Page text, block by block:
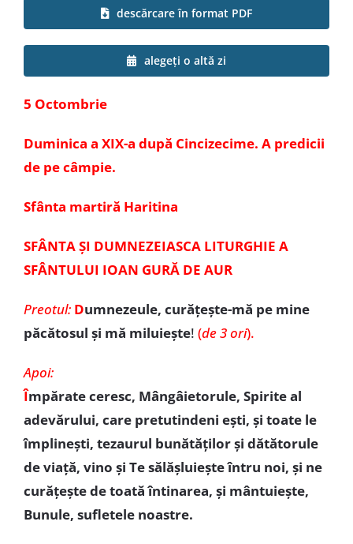
descărcare în format PDF
alegeți o altă zi
5 Octombrie
Duminica a XIX-a după Cincizecime. A predicii
de pe câmpie.
Sfânta martiră Haritina
SFÂNTA ȘI DUMNEZEIASCA LITURGHIE A
SFÂNTULUI IOAN GURĂ DE AUR
Preotul: Dumnezeule, curățește-mă pe mine
păcătosul și mă miluiește! (de 3 ori).
Apoi:
Împărate ceresc, Mângâietorule, Spirite al
adevărului, care pretutindeni eşti, şi toate le
împlineşti, tezaurul bunătăţilor şi dătătorule
de viaţă, vino şi Te sălășluiește întru noi, și ne
curăţeşte de toată întinarea, şi mântuieşte,
Bunule, sufletele noastre.